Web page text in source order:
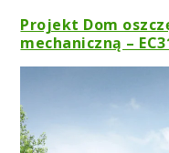
Projekt Dom
mechaniczną –